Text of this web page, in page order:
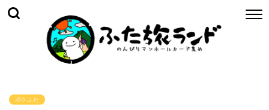
ポケふた